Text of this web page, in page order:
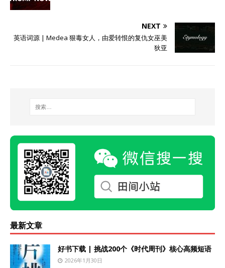
NEXT
英语词源 | Medea 狠毒女人，由爱转恨的复仇女巫美
狄亚
最新文章
好书下载 | 挑战200个《时代周刊》核心高频短语
2026年1月30日